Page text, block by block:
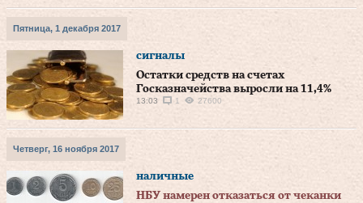
Пятница, 1 декабря 2017
сигналы
Остатки средств на счетах
Госказначейства выросли на 11,4%
13:03 1 27600
Четверг, 16 ноября 2017
наличные
НБУ намерен отказаться от чеканки